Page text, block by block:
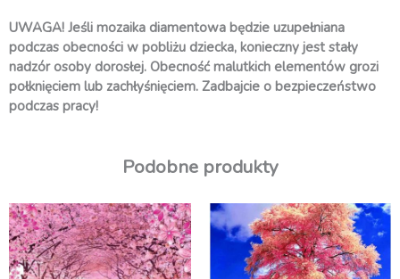
UWAGA! Jeśli mozaika diamentowa będzie uzupełniana
podczas obecności w pobliżu dziecka, konieczny jest stały
nadzór osoby dorosłej. Obecność malutkich elementów grozi
połknięciem lub zachłyśnięciem. Zadbajcie o bezpieczeństwo
podczas pracy!
Podobne produkty